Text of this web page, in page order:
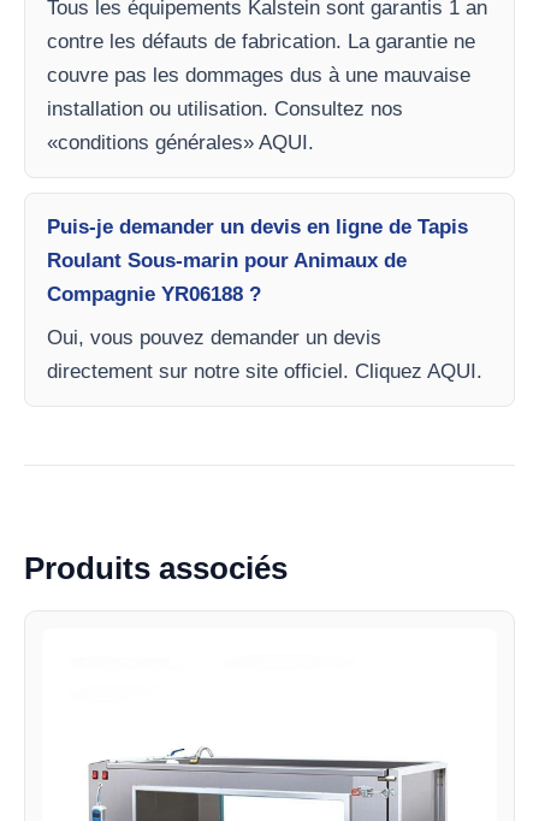
Tous les équipements Kalstein sont garantis 1 an
contre les défauts de fabrication. La garantie ne
couvre pas les dommages dus à une mauvaise
installation ou utilisation. Consultez nos
«conditions générales» AQUI.
Puis-je demander un devis en ligne de Tapis
Roulant Sous-marin pour Animaux de
Compagnie YR06188 ?
Oui, vous pouvez demander un devis
directement sur notre site officiel. Cliquez AQUI.
Produits associés